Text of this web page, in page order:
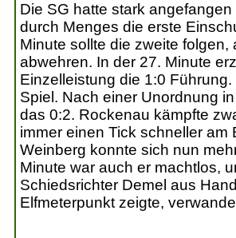
Die SG hatte stark
durch Menges die erste
Minute sollte die zweite
abwehren. In der 27. Minute
Einzelleistung die 1:0
Spiel. Nach einer Unordnung
das 0:2. Rockenau kämpfte
immer einen Tick schneller am
Weinberg konnte sich nun
Minute war auch er machtlos,
Schiedsrichter Demel aus
Elfmeterpunkt zeigte,